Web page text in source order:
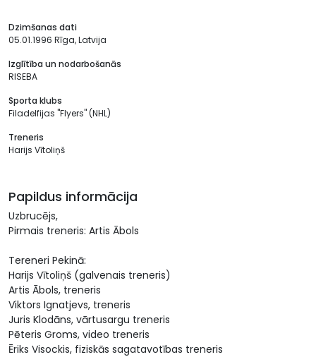
Dzimšanas dati
05.01.1996 Rīga, Latvija
Izglītība un nodarbošanās
RISEBA
Sporta klubs
Filadelfijas "Flyers" (NHL)
Treneris
Harijs Vītoliņš
Papildus informācija
Uzbrucējs,
Pirmais treneris: Artis Ābols
Tereneri Pekinā:
Harijs Vītoliņš (galvenais treneris)
Artis Ābols, treneris
Viktors Ignatjevs, treneris
Juris Klodāns, vārtusargu treneris
Pēteris Groms, video treneris
Ēriks Visockis, fiziskās sagatavotības treneris